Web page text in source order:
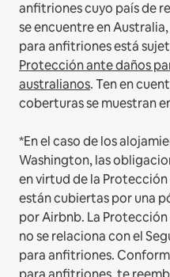
anfitriones cuyo país de
se encuentre en
para anfitriones está
Protección ante daños
australianos. Ten en
coberturas se muestran
*En el caso de los
Washington, las
en virtud de la
están cubiertas por una
por Airbnb. La
no se relaciona con el
para anfitriones.